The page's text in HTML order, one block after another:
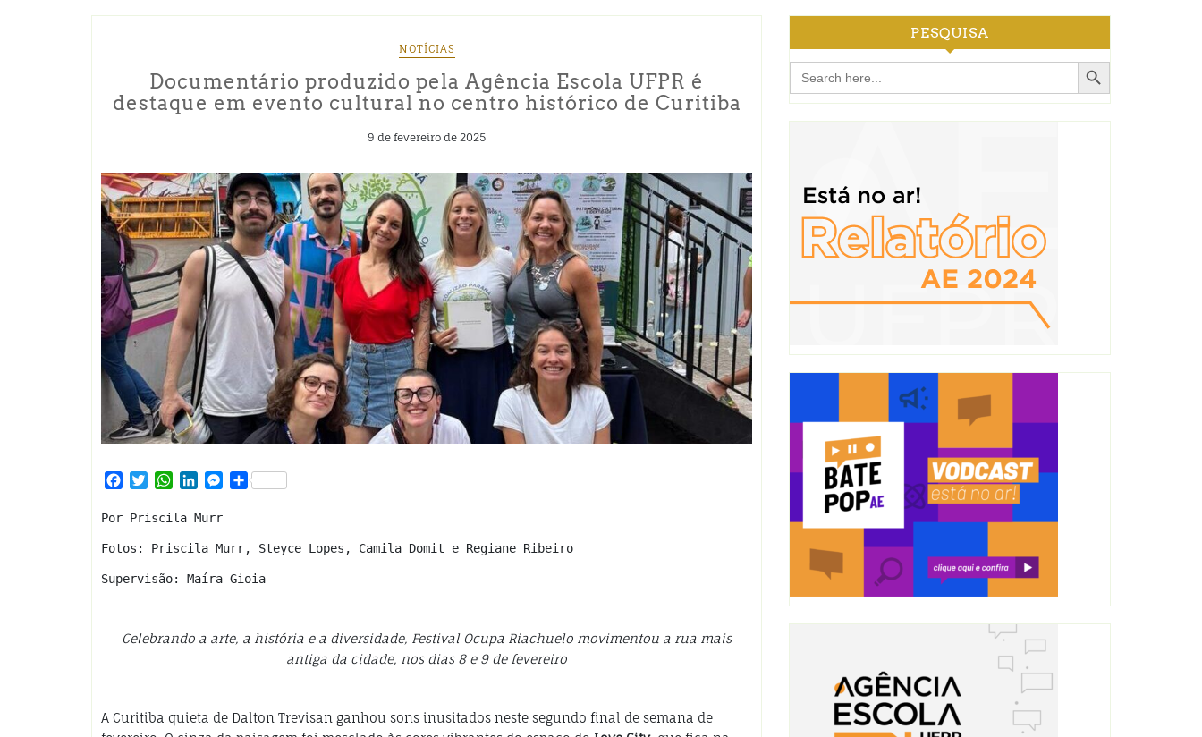
NOTÍCIAS
Documentário produzido pela Agência Escola UFPR é
destaque em evento cultural no centro histórico de Curitiba
9 de fevereiro de 2025
Facebook
TwitterWhatsApp
LinkedInMessenger
Share
Por Priscila Murr
Fotos: Priscila Murr, Steyce Lopes, Camila Domit e Regiane Ribeiro
Supervisão: Maíra Gioia
Celebrando a arte, a história e a diversidade, Festival Ocupa Riachuelo movimentou a rua mais
antiga da cidade, nos dias 8 e 9 de fevereiro
A Curitiba quieta de Dalton Trevisan ganhou sons inusitados neste segundo final de semana de
PESQUISA
Search
for:
Search Button